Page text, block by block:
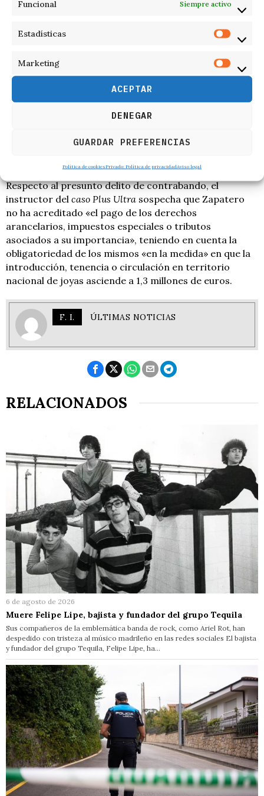
Funcional Siempre activo
Estadísticas
Marketing
ACEPTAR
DENEGAR
GUARDAR PREFERENCIAS
Política de cookiesPrivado: Política de privacidadAviso legal
Para el juez, la posible falta de acreditación sobre la
adquisición de las joyas podría facultar a la Agencia
justificada en el IRPF de Zapatero, resultando aplicable
un tipo marginal en torno al 46 %.
De esta forma, Calama argumenta que de «la
inexistencia» de una «declaración o pago de cualquiera
un presunto fraude por una cifra «superior al umbral
Respecto al presunto delito de contrabando, el
instructor del caso Plus Ultra sospecha que Zapatero
no ha acreditado «el pago de los derechos
arancelarios, impuestos especiales o tributos
asociados a su importancia», teniendo en cuenta la
obligatoriedad de los mismos «en la medida» en que la
introducción, tenencia o circulación en territorio
nacional de joyas asciende a 1,3 millones de euros.
F. I. ÚLTIMAS NOTICIAS
RELACIONADOS
6 de agosto de 2026
Muere Felipe Lipe, bajista y fundador del grupo Tequila
Sus compañeros de la emblemática banda de rock, como Ariel Rot, han
despedido con tristeza al músico madrileño en las redes sociales El bajista
y fundador del grupo Tequila, Felipe Lipe, ha…